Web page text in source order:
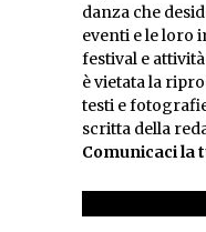
danza che
eventi e le loro
festival e
è vietata la
testi e
scritta della
Comunicaci la